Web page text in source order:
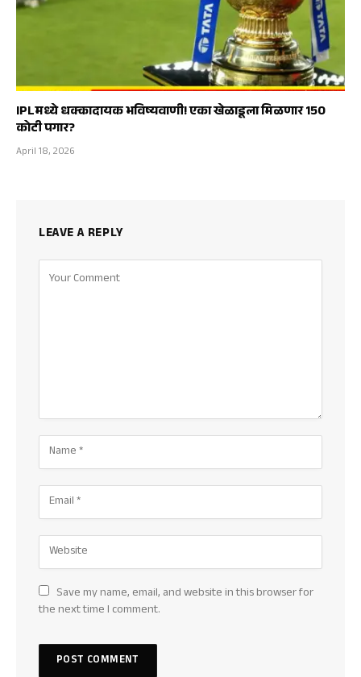
IPLमध्ये धक्कादायक भविष्यवाणी! एका खेळाडूला मिळणार 150
कोटी पगार?
April 18, 2026
LEAVE A REPLY
Save my name, email, and website in this browser for
the next time I comment.